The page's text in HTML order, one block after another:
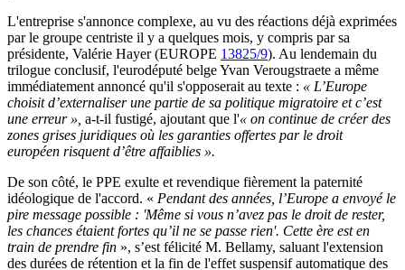
L'entreprise s'annonce complexe, au vu des réactions déjà exprimées
par le groupe centriste il y a quelques mois, y compris par sa
présidente, Valérie Hayer (EUROPE 13825/9). Au lendemain du
trilogue conclusif, l'eurodéputé belge Yvan Verougstraete a même
immédiatement annoncé qu'il s'opposerait au texte : « L’Europe
choisit d’externaliser une partie de sa politique migratoire et c’est
une erreur », a-t-il fustigé, ajoutant que l'« on continue de créer des
zones grises juridiques où les garanties offertes par le droit
européen risquent d’être affaiblies ».
De son côté, le PPE exulte et revendique fièrement la paternité
idéologique de l'accord. « Pendant des années, l’Europe a envoyé le
pire message possible : 'Même si vous n’avez pas le droit de rester,
les chances étaient fortes qu’il ne se passe rien'. Cette ère est en
train de prendre fin », s’est félicité M. Bellamy, saluant l'extension
des durées de rétention et la fin de l'effet suspensif automatique des